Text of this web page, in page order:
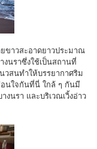
ขาวสะอาดยาวประมาณ
นราซึ่งใช้เป็นสถานที่
วสนทำให้บรรยากาศริม
นใจกันที่นี่ ใกล้ ๆ กันมี
นรา และบริเวณเวิ้งอ่าว